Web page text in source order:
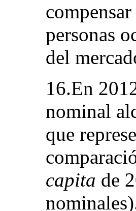
personas
del
16.En
nominal
que
capita de